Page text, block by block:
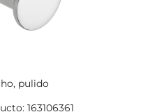
pulido
163106361